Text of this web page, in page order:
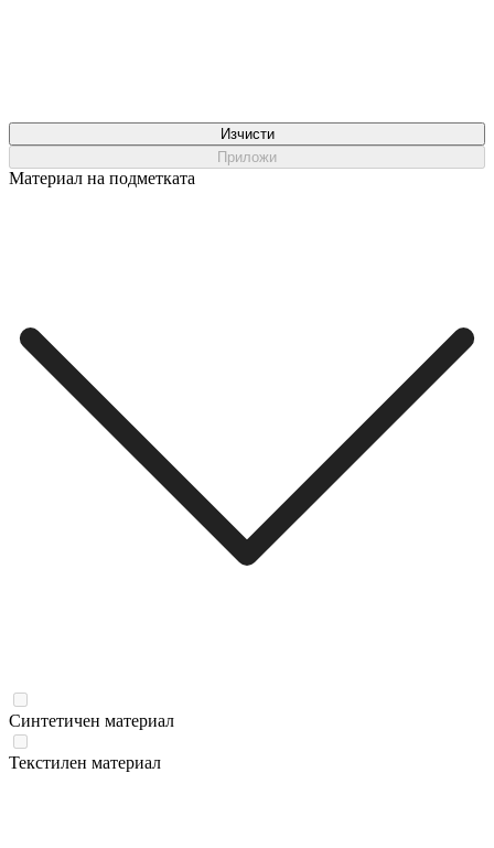
Изчисти
Приложи
Материал на подметката
Синтетичен материал
Текстилен материал